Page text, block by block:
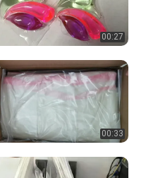
00:27
00:33